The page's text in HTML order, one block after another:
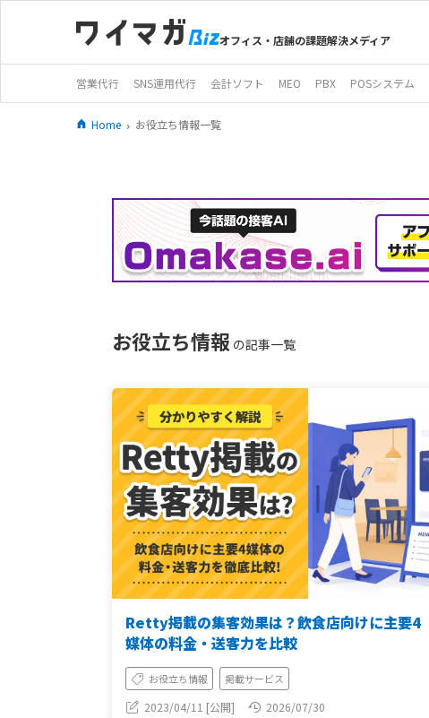
オフィス・店舗の課題解決メディア
営業代行 SNS運用代行 会計ソフト MEO PBX POSシステム
Home お役立ち情報一覧
お役立ち情報 の記事一覧
Retty掲載の集客効果は？飲食店向けに主要4
媒体の料金・送客力を比較
お役立ち情報 掲載サービス
2023/04/11 [公開] 2026/07/30